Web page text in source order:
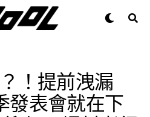
！提前洩漏
發表會就在下